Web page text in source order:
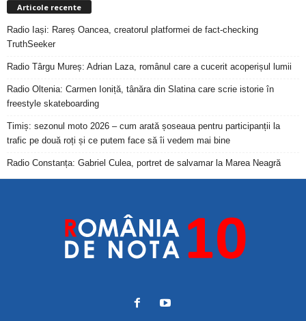
Articole recente
Radio Iași: Rareș Oancea, creatorul platformei de fact-checking
TruthSeeker
Radio Târgu Mureș: Adrian Laza, românul care a cucerit acoperișul lumii
Radio Oltenia: Carmen Ioniță, tânăra din Slatina care scrie istorie în
freestyle skateboarding
Timiș: sezonul moto 2026 – cum arată șoseaua pentru participanții la
trafic pe două roți și ce putem face să îi vedem mai bine
Radio Constanța: Gabriel Culea, portret de salvamar la Marea Neagră